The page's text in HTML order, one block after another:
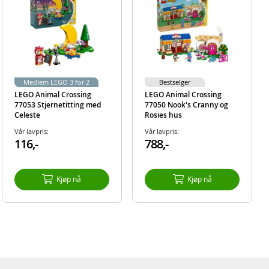
til å
LEGO Animal Crossing
77053 Stjernetitting med
Celeste
Vår lavpris:
116,-
Kjøp nå
Medlem LEGO 3 for 2
LEGO Animal Crossing
77050 Nook's Cranny og
Rosies hus
Vår lavpris:
788,-
Kjøp nå
Bestselger